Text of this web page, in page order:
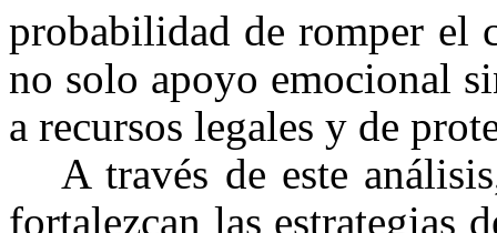
probabilidad de romper el
no solo apoyo emocional
a recursos legales y de
A través de este
fortalezcan las estrategias